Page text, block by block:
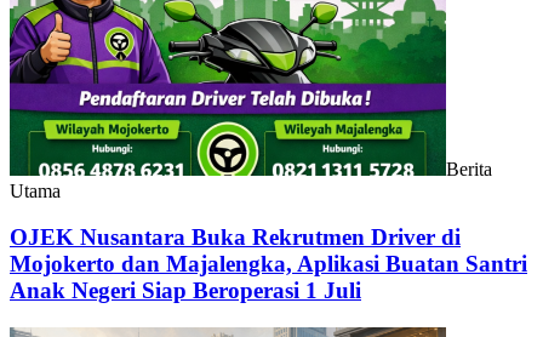
Berita
Utama
OJEK Nusantara Buka Rekrutmen Driver di
Mojokerto dan Majalengka, Aplikasi Buatan Santri
Anak Negeri Siap Beroperasi 1 Juli